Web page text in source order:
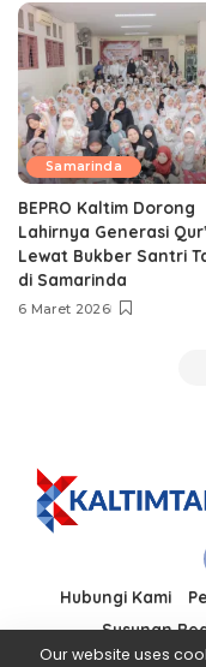
Samarinda
BEPRO Kaltim Dorong
Lahirnya Generasi
Lewat Bukber Santri
di Samarinda
6 Maret 2026
Hubungi Kami
Susunan
Our website uses